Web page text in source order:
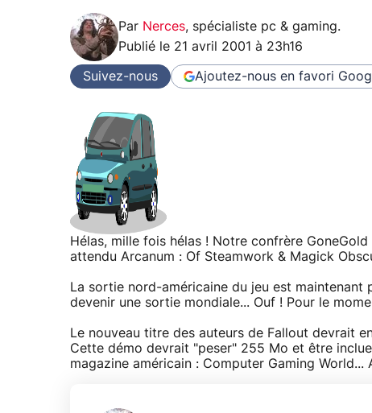
Par Nerces, spécialiste pc & gaming.
Publié le 21 avril 2001 à 23h16
Suivez-nous Ajoutez-nous en favori
Hélas, mille fois hélas ! Notre confrère
attendu Arcanum : Of Steamwork & Magick
La sortie nord-américaine du jeu est
devenir une sortie mondiale... Ouf ! Pour le
Le nouveau titre des auteurs de Fallout devrait
Cette démo devrait "peser" 255 Mo et être
magazine américain : Computer Gaming World...